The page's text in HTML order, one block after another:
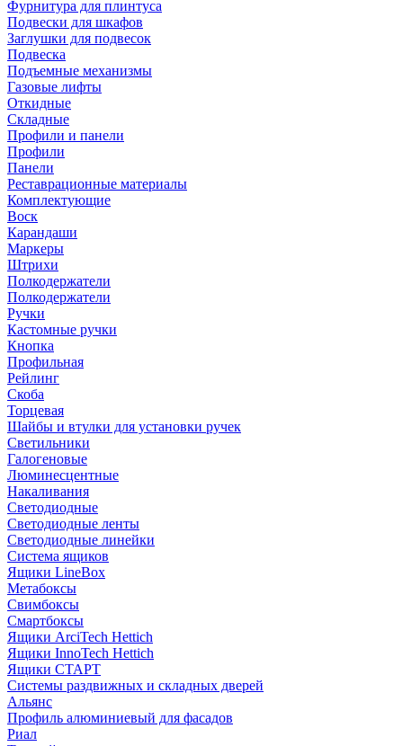
Фурнитура для плинтуса
Подвески для шкафов
Заглушки для подвесок
Подвеска
Подъемные механизмы
Газовые лифты
Откидные
Складные
Профили и панели
Профили
Панели
Реставрационные материалы
Комплектующие
Воск
Карандаши
Маркеры
Штрихи
Полкодержатели
Полкодержатели
Ручки
Кастомные ручки
Кнопка
Профильная
Рейлинг
Скоба
Торцевая
Шайбы и втулки для установки ручек
Светильники
Галогеновые
Люминесцентные
Накаливания
Светодиодные
Светодиодные ленты
Светодиодные линейки
Система ящиков
Ящики LineBox
Метабоксы
Свимбоксы
Смартбоксы
Ящики ArciTech Hettich
Ящики InnoTech Hettich
Ящики СТАРТ
Системы раздвижных и складных дверей
Альянс
Профиль алюминиевый для фасадов
Риал